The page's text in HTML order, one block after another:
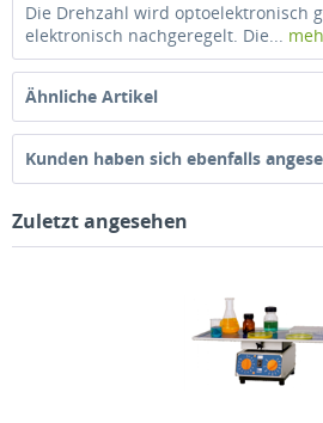
Die Drehzahl wird optoelektronisch
elektronisch nachgeregelt. Die...
Ähnliche Artikel
Kunden haben sich ebenfalls
Zuletzt angesehen